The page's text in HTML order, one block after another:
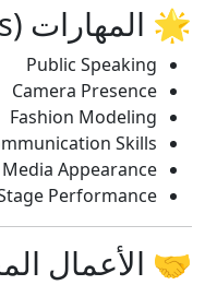
🌟 المهارات (Skills)
Public Speaking
Camera Presence
Fashion Modeling
Skills
Media Appearance
Performance
🤝 الأعمال